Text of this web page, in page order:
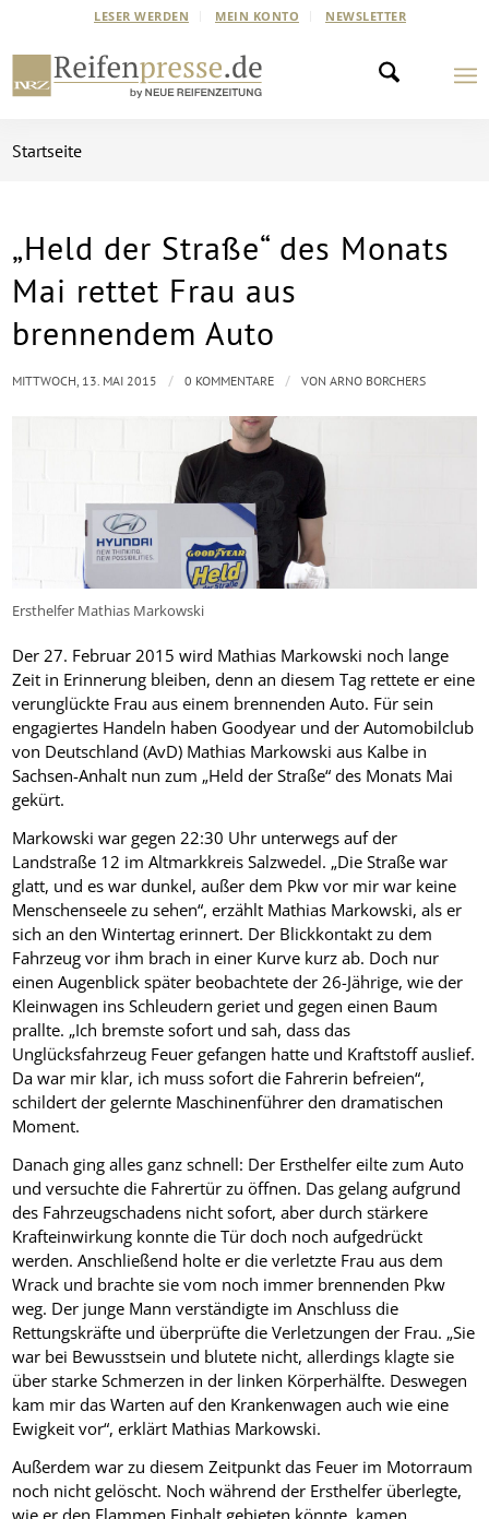
LESER WERDEN MEIN KONTO NEWSLETTER
Startseite
„Held der Straße“ des Monats
Mai rettet Frau aus
brennendem Auto
Ersthelfer Mathias Markowski
Der 27. Februar 2015 wird Mathias Markowski noch lange
Zeit in Erinnerung bleiben, denn an diesem Tag rettete er eine
verunglückte Frau aus einem brennenden Auto. Für sein
engagiertes Handeln haben Goodyear und der Automobilclub
von Deutschland (AvD) Mathias Markowski aus Kalbe in
Sachsen-Anhalt nun zum „Held der Straße“ des Monats Mai
gekürt.
Markowski war gegen 22:30 Uhr unterwegs auf der
Landstraße 12 im Altmarkkreis Salzwedel. „Die Straße war
glatt, und es war dunkel, außer dem Pkw vor mir war keine
Menschenseele zu sehen“, erzählt Mathias Markowski, als er
sich an den Wintertag erinnert. Der Blickkontakt zu dem
Fahrzeug vor ihm brach in einer Kurve kurz ab. Doch nur
einen Augenblick später beobachtete der 26-Jährige, wie der
Kleinwagen ins Schleudern geriet und gegen einen Baum
prallte. „Ich bremste sofort und sah, dass das
Unglücksfahrzeug Feuer gefangen hatte und Kraftstoff auslief.
Da war mir klar, ich muss sofort die Fahrerin befreien“,
schildert der gelernte Maschinenführer den dramatischen
Moment.
Danach ging alles ganz schnell: Der Ersthelfer eilte zum Auto
und versuchte die Fahrertür zu öffnen. Das gelang aufgrund
des Fahrzeugschadens nicht sofort, aber durch stärkere
Krafteinwirkung konnte die Tür doch noch aufgedrückt
werden. Anschließend holte er die verletzte Frau aus dem
Wrack und brachte sie vom noch immer brennenden Pkw
weg. Der junge Mann verständigte im Anschluss die
Rettungskräfte und überprüfte die Verletzungen der Frau. „Sie
war bei Bewusstsein und blutete nicht, allerdings klagte sie
über starke Schmerzen in der linken Körperhälfte. Deswegen
kam mir das Warten auf den Krankenwagen auch wie eine
Ewigkeit vor“, erklärt Mathias Markowski.
Außerdem war zu diesem Zeitpunkt das Feuer im Motorraum
noch nicht gelöscht. Noch während der Ersthelfer überlegte,
wie er den Flammen Einhalt gebieten könnte, kamen
MITTWOCH, 13. MAI 2015 / 0 KOMMENTARE / VONARNO BORCHERS